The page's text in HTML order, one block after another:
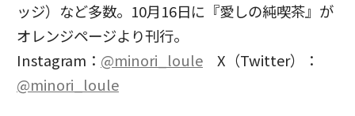
ッジ）など多数。10月16日に『愛しの純喫茶』が
オレンジページより刊行。
Instagram： @minori_louleX（Twitter）：
@minori_loule